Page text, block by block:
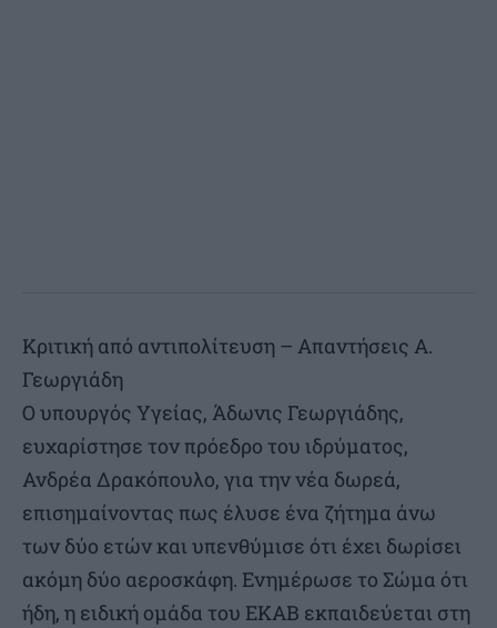
Κριτική από αντιπολίτευση – Απαντήσεις Α.
Γεωργιάδη
Ο υπουργός Υγείας, Άδωνις Γεωργιάδης,
ευχαρίστησε τον πρόεδρο του ιδρύματος,
Ανδρέα Δρακόπουλο, για την νέα δωρεά,
επισημαίνοντας πως έλυσε ένα ζήτημα άνω
των δύο ετών και υπενθύμισε ότι έχει δωρίσει
ακόμη δύο αεροσκάφη. Ενημέρωσε το Σώμα ότι
ήδη, η ειδική ομάδα του ΕΚΑΒ εκπαιδεύεται στη